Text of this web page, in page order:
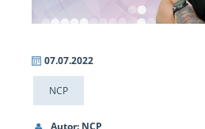
07.07.2022
NCP
Autor: NCP